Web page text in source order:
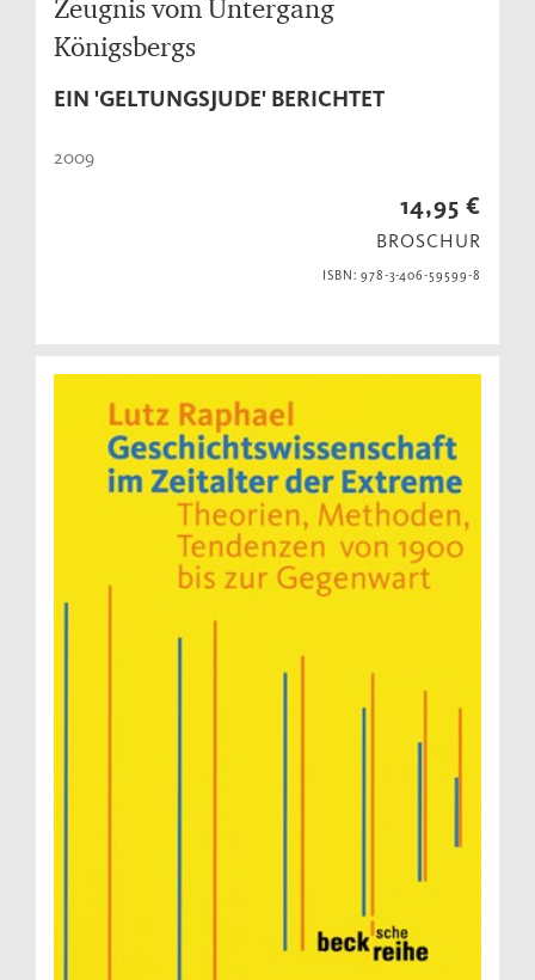
Zeugnis vom Untergang
Königsbergs
EIN 'GELTUNGSJUDE' BERICHTET
2009
14,95 €
BROSCHUR
ISBN: 978-3-406-59599-8